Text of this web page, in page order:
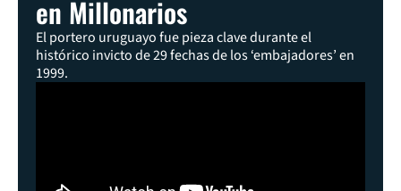
en Millonarios
El portero uruguayo fue pieza clave durante el
histórico invicto de 29 fechas de los ‘embajadores’ en
1999.